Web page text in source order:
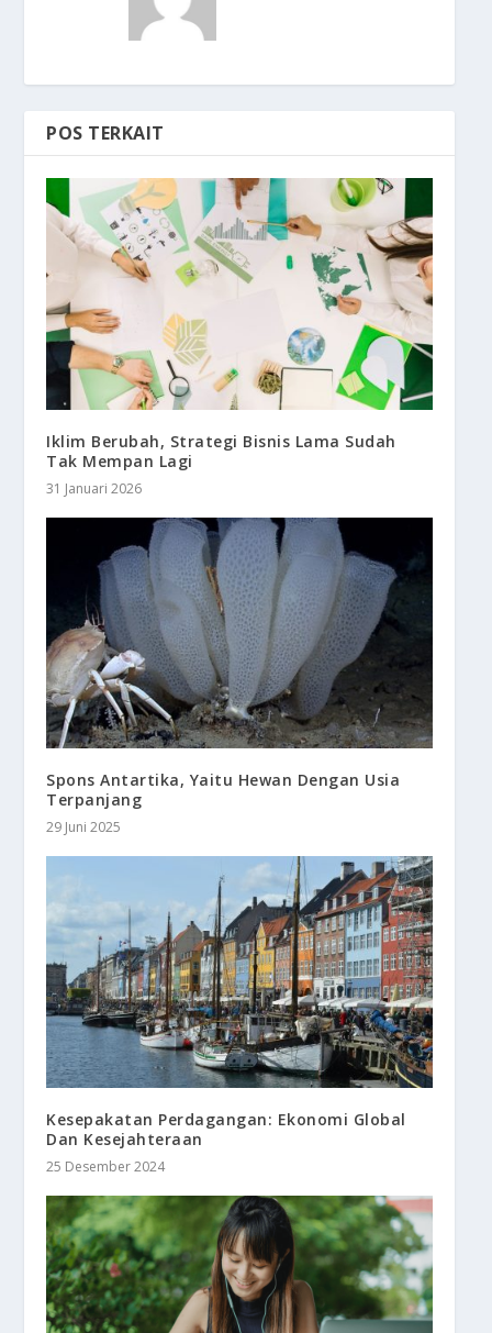
POS TERKAIT
Iklim Berubah, Strategi Bisnis Lama Sudah
Tak Mempan Lagi
31 Januari 2026
Spons Antartika, Yaitu Hewan Dengan Usia
Terpanjang
29 Juni 2025
Kesepakatan Perdagangan: Ekonomi Global
Dan Kesejahteraan
25 Desember 2024